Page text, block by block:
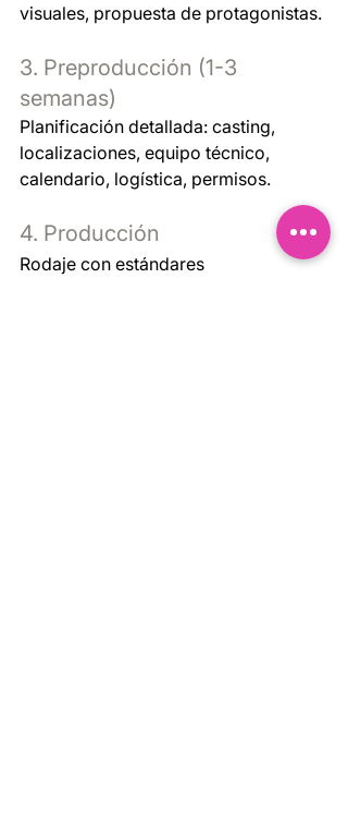
visuales, propuesta de protagonistas.
3. Preproducción (1-3
semanas)
Planificación detallada: casting,
localizaciones, equipo técnico,
calendario, logística, permisos.
4. Producción
Rodaje con estándares